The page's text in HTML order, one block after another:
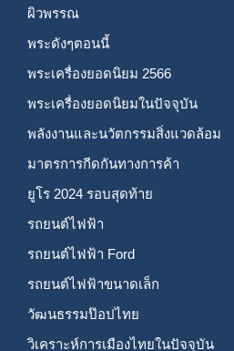
ผิวพรรณ
พระดังๆตอนนี้
พระเครื่องยอดนิยม 2566
พระเครื่องยอดนิยมในปัจจุบัน
พลังงานและนวัตกรรมสิ่งแวดล้อม
มาตรการกีดกันทางการค้า
ยูโร 2024 รอบสุดท้าย
รถยนต์ไฟฟ้า
รถยนต์ไฟฟ้า Ford
รถยนต์ไฟฟ้าขนาดเล็ก
วัฒนธรรมป๊อปไทย
วิเคราะห์การเมืองไทยในปัจจุบัน